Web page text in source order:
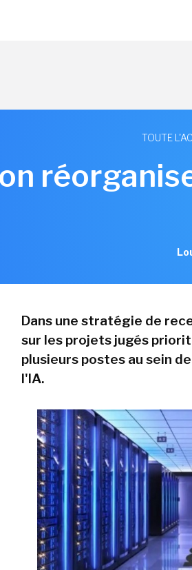
TOUTE
Dans une stratégie de
sur les projets jugés
plusieurs postes au sein
l'IA.